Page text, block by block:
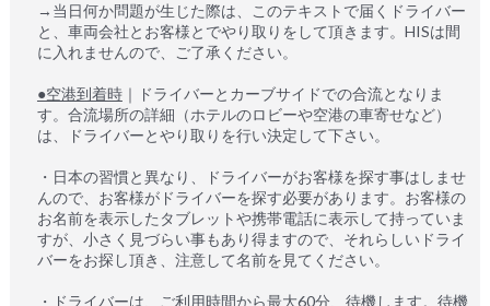
→当日何か問題が生じた際は、このテキストで届くドライバー
と、車両会社とお客様とでやり取りをして頂きます。HISは間
に入れませんので、ご了承ください。
●空港到着時｜ドライバーとカーブサイドでの合流となりま
す。合流場所の詳細（ホテルのロビーや空港の車寄せなど）
は、ドライバーとやり取りを行い決定して下さい。
・日本の習慣と異なり、ドライバーがお客様を探す事はしませ
んので、お客様がドライバーを探す必要があります。お客様の
お名前を表示したタブレットや携帯電話に表示して持っていま
すが、小さく見づらい事もあり得ますので、それらしいドライ
バーをお探し頂き、注意して名前を見てください。
・ドライバーは、ご利用時間から最大60分、待機します。待機